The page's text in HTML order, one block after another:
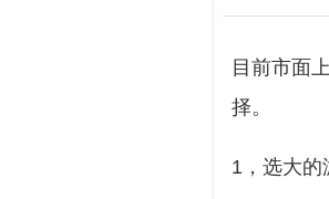
目前市面
择。
1，选大的